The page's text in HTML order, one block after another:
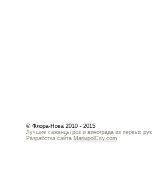
© Флора-Нова 2010 - 2015
Лучшие саженцы роз и винограда из первых рук
Разработка сайта MariupolCity.com